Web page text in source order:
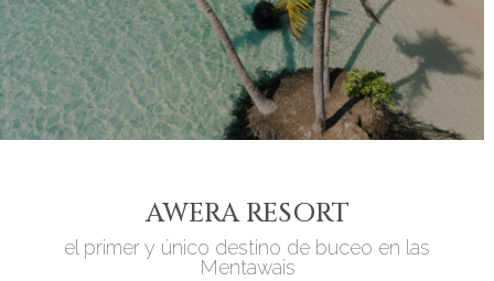
AWERA RESORT
el primer y único destino de buceo en las
Mentawais